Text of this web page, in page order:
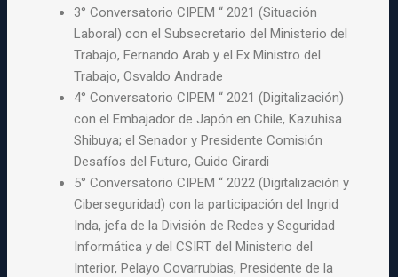
3° Conversatorio CIPEM “ 2021 (Situación
Laboral) con el Subsecretario del Ministerio del
Trabajo, Fernando Arab y el Ex Ministro del
Trabajo, Osvaldo Andrade
4° Conversatorio CIPEM “ 2021 (Digitalización)
con el Embajador de Japón en Chile, Kazuhisa
Shibuya; el Senador y Presidente Comisión
Desafíos del Futuro, Guido Girardi
5° Conversatorio CIPEM “ 2022 (Digitalización y
Ciberseguridad) con la participación del Ingrid
Inda, jefa de la División de Redes y Seguridad
Informática y del CSIRT del Ministerio del
Interior, Pelayo Covarrubias, Presidente de la